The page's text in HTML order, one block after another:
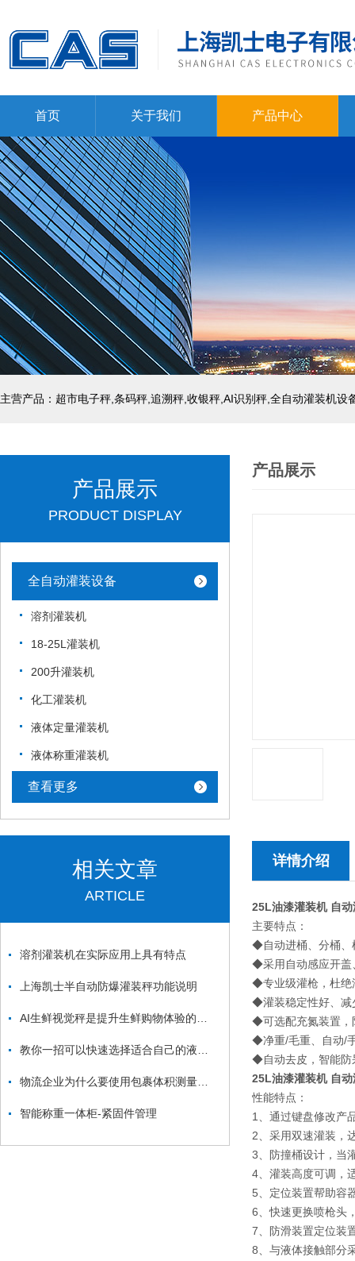
首页 关于我们 产品中心
主营产品：超市电子秤,条码秤,追溯秤,收银秤,AI识别秤,全自动灌装机设
产品展示
PRODUCT DISPLAY
全自动灌装设备
溶剂灌装机
18-25L灌装机
200升灌装机
化工灌装机
液体定量灌装机
液体称重灌装机
查看更多
相关文章
ARTICLE
溶剂灌装机在实际应用上具有特点
上海凯士半自动防爆灌装秤功能说明
智能称重一体柜-紧固件管理
产品展示
详情介绍
25L油漆灌装机 自
主要特点：
◆自动进桶、分桶、
◆采用自动感应开盖
◆专业级灌枪，杜绝
◆灌装稳定性好、减
◆可选配充氮装置，
◆净重/毛重、自动/
◆自动去皮，智能防
25L油漆灌装机 自
性能特点：
1、通过键盘修改产
2、采用双速灌装，
3、防撞桶设计，当
4、灌装高度可调，
5、定位装置帮助容
6、快速更换喷枪头
7、防滑装置定位装
8、与液体接触部分